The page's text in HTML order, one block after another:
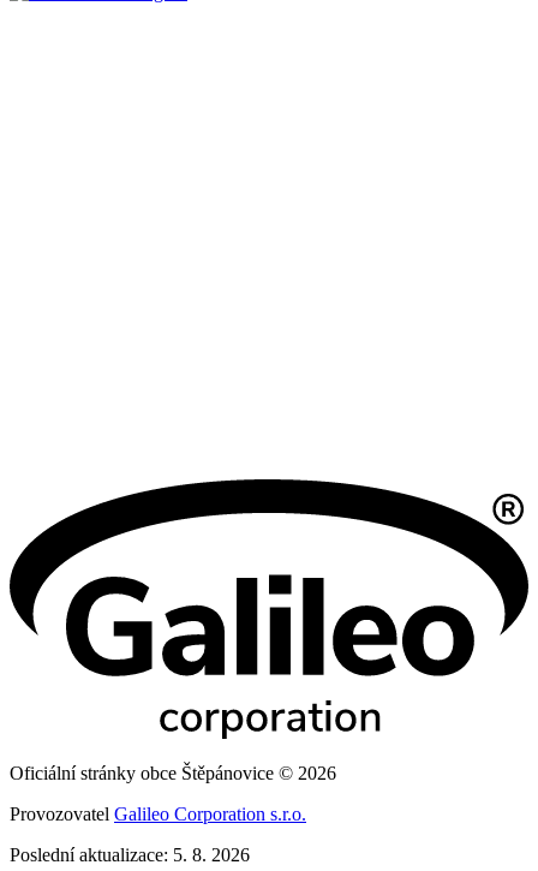
Oficiální stránky obce Štěpánovice © 2026
Provozovatel Galileo Corporation s.r.o.
Poslední aktualizace: 5. 8. 2026